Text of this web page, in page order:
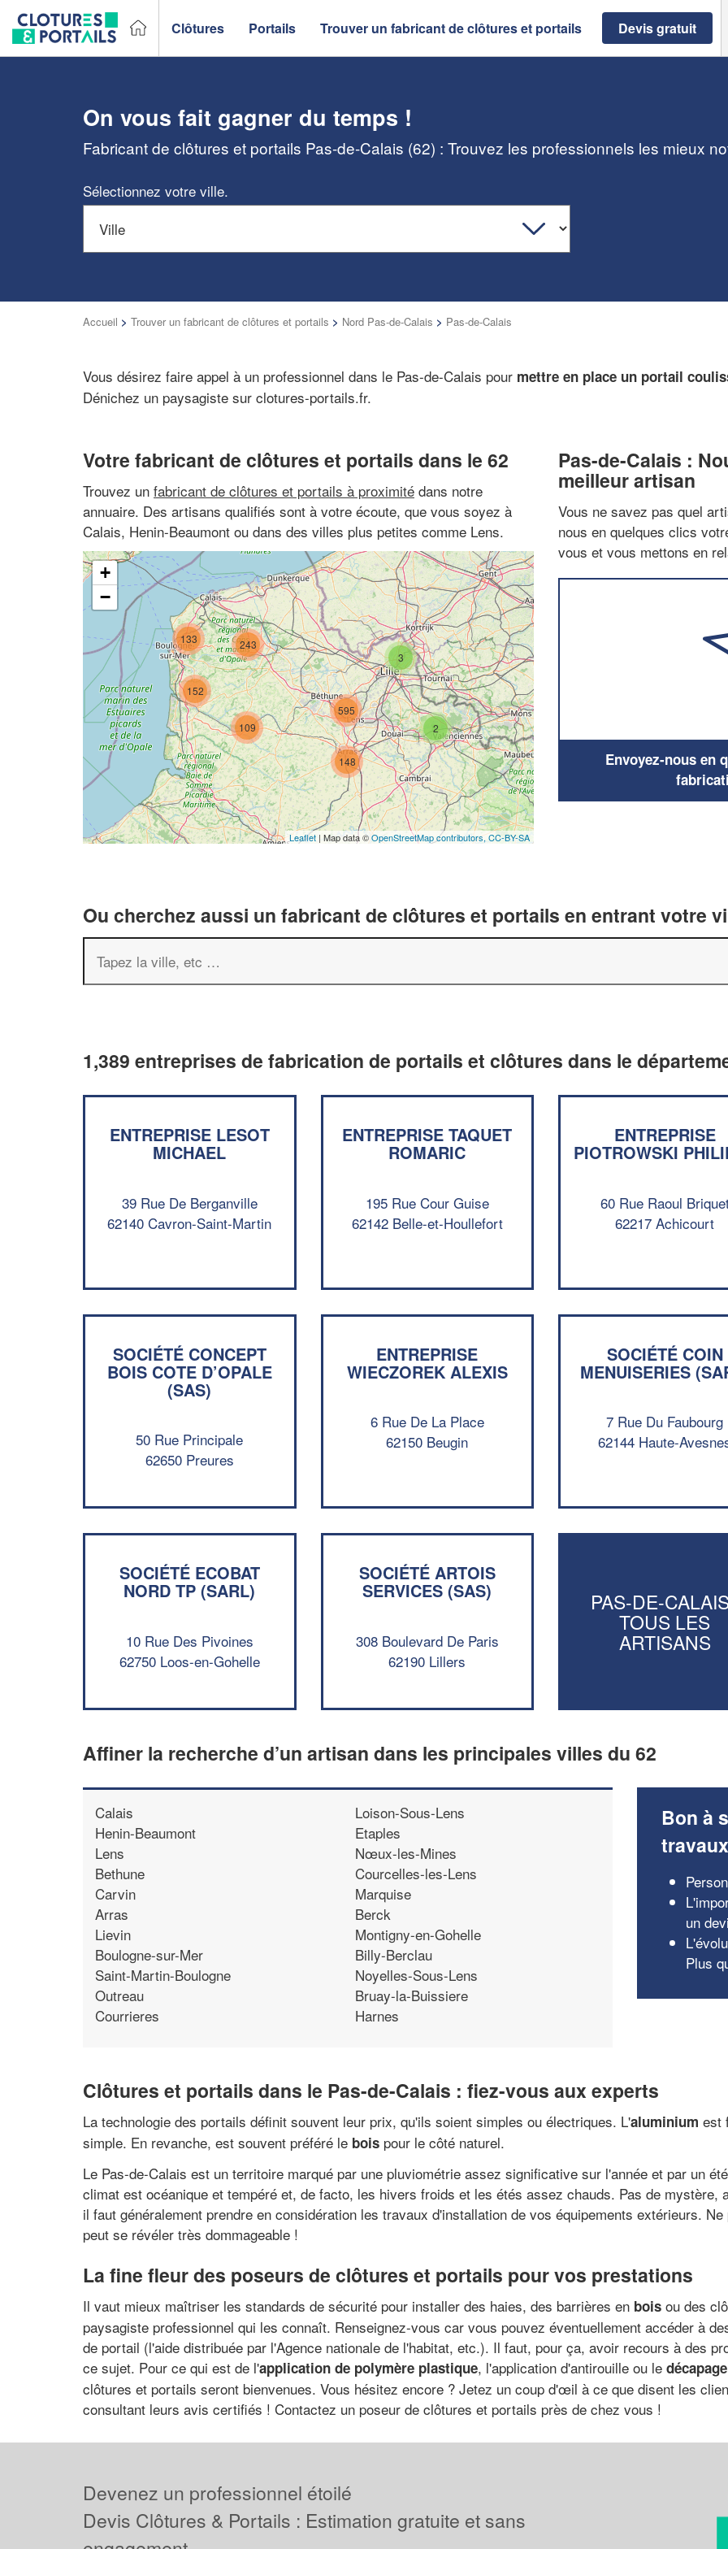
Clôtures Portails Trouver un fabricant de clôtures et portails Devis gratuit
On vous fait gagner du temps !
Fabricant de clôtures et portails Pas-de-Calais (62) : Trouvez les professionnels les mieux
Sélectionnez votre ville.
Accueil > Trouver un fabricant de clôtures et portails > Nord Pas-de-Calais > Pas-de-Calais
Vous désirez faire appel à un professionnel dans le Pas-de-Calais pour mettre en place un portail
Dénichez un paysagiste sur clotures-portails.fr.
Votre fabricant de clôtures et portails dans le 62
Trouvez un fabricant de clôtures et portails à proximité dans notre
annuaire. Des artisans qualifiés sont à votre écoute, que vous soyez à
Calais, Henin-Beaumont ou dans des villes plus petites comme Lens.
109
133
152
2
3
148
243
595
+
−
Leaflet | Map data ©OpenStreetMap contributors,CC-BY-SA
Pas-de-Calais :
meilleur artisan
Vous ne savez pas quel
nous en quelques clics
vous et vous mettons en
Envoyez-nous en
Ou cherchez aussi un fabricant de clôtures et portails en entrant votre
1,389 entreprises de fabrication de portails et clôtures dans le
ENTREPRISE LESOT
MICHAEL
39 Rue De Berganville
62140 Cavron-Saint-Martin
ENTREPRISE TAQUET
ROMARIC
195 Rue Cour Guise
62142 Belle-et-Houllefort
ENTREPRISE
PIOTROWSKI
60 Rue Raoul
62217 Achicourt
SOCIÉTÉ CONCEPT
BOIS COTE D’OPALE
(SAS)
50 Rue Principale
62650 Preures
ENTREPRISE
WIECZOREK ALEXIS
6 Rue De La Place
62150 Beugin
SOCIÉTÉ COIN
MENUISERIES
7 Rue Du Faubourg
62144 Haute-
SOCIÉTÉ ECOBAT
NORD TP (SARL)
10 Rue Des Pivoines
62750 Loos-en-Gohelle
SOCIÉTÉ ARTOIS
SERVICES (SAS)
308 Boulevard De Paris
62190 Lillers
PAS-DE-
TOUS LES
ARTISANS
Affiner la recherche d’un artisan dans les principales villes du 62
Calais
Henin-Beaumont
Lens
Bethune
Carvin
Arras
Lievin
Boulogne-sur-Mer
Saint-Martin-Boulogne
Outreau
Courrieres
Loison-Sous-Lens
Etaples
Nœux-les-Mines
Courcelles-les-Lens
Marquise
Berck
Montigny-en-Gohelle
Billy-Berclau
Noyelles-Sous-Lens
Bruay-la-Buissiere
Harnes
Bon à
travaux
un
Plus
Clôtures et portails dans le Pas-de-Calais : fiez-vous aux experts
La technologie des portails définit souvent leur prix, qu'ils soient simples ou électriques. L'aluminium est
simple. En revanche, est souvent préféré le bois pour le côté naturel.
Le Pas-de-Calais est un territoire marqué par une pluviométrie assez significative sur l'année et par un
climat est océanique et tempéré et, de facto, les hivers froids et les étés assez chauds. Pas de mystère,
il faut généralement prendre en considération les travaux d'installation de vos équipements extérieurs.
peut se révéler très dommageable !
La fine fleur des poseurs de clôtures et portails pour vos prestations
Il vaut mieux maîtriser les standards de sécurité pour installer des haies, des barrières en bois ou des
paysagiste professionnel qui les connaît. Renseignez-vous car vous pouvez éventuellement accéder à
de portail (l'aide distribuée par l'Agence nationale de l'habitat, etc.). Il faut, pour ça, avoir recours à des
ce sujet. Pour ce qui est de l'application de polymère plastique, l'application d'antirouille ou le
clôtures et portails seront bienvenues. Vous hésitez encore ? Jetez un coup d'œil à ce que disent les
consultant leurs avis certifiés ! Contactez un poseur de clôtures et portails près de chez vous !
Devenez un professionnel étoilé
Devis Clôtures & Portails : Estimation gratuite et sans